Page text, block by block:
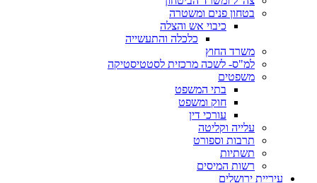
בטחון פנים ומשטרה
כיבוי אש והצלה
כלכלה והתעשייה
משרד החוץ
למ"ס- לשכה מרכזית לסטטיסטיקה
משפטים
בתי המשפט
חוק ומשפט
עורכי דין
עלייה וקליטה
תרבות וספורט
תשתיות
רשות המיסים
עיריית ירושלים